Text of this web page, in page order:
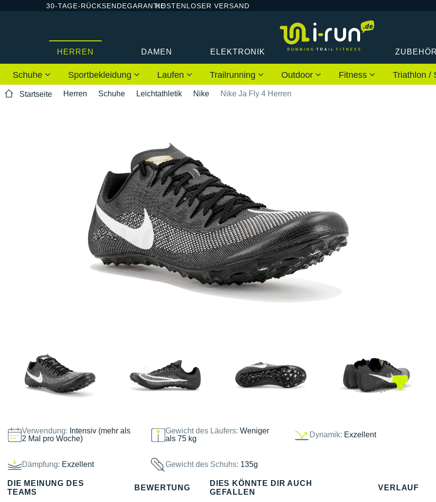
30-TAGE-RÜCKSENDEGARANTIEKOSTENLOSER VERSAND
HERREN DAMEN ELEKTRONIK ZUBEHÖR
Schuhe Sportbekleidung Laufen Trailrunning Outdoor Fitness Triathlon /
Startseite Herren Schuhe Leichtathletik Nike Nike Ja Fly 4 Herren
Verwendung: Intensiv (mehr als
2 Mal pro Woche)
Gewicht des Läufers:Weniger
als 75 kg
Dynamik: Exzellent
Dämpfung: Exzellent Gewicht des Schuhs: 135g
DIE MEINUNG DES
TEAMS
BEWERTUNG
DIES KÖNNTE DIR AUCH
GEFALLEN
VERLAUF